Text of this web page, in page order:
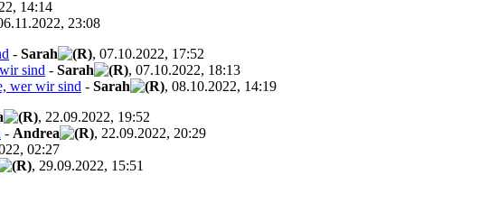
14:14
23:08
- Sarah
, 07.10.2022, 17:52
sind - Sarah
, 07.10.2022, 18:13
wer wir sind - Sarah
, 08.10.2022, 14:19
, 22.09.2022, 19:52
- Andrea
, 22.09.2022, 20:29
02:27
, 29.09.2022, 15:51